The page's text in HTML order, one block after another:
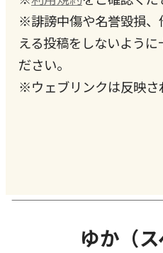
※誹謗中傷や名誉毀損、
える投稿をしないように
ださい。
※ウェブリンクは反映さ
ゆか（ス